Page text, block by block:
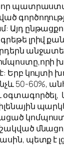
նոր
Այդ
լրիվ
Երբ կույտի
50-60%,
օգտագործել,
պետք է